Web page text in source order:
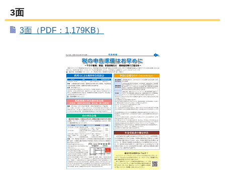
3面
3面（PDF：1,179KB）